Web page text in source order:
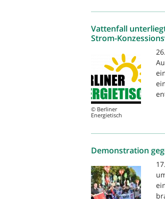
Vattenfall
Strom-
© Berliner
Energietisch
Demonstration